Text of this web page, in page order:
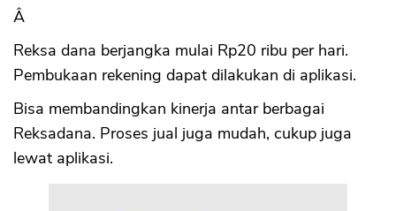
Â
Reksa dana berjangka mulai Rp20 ribu per hari.
Pembukaan rekening dapat dilakukan di aplikasi.
Bisa membandingkan kinerja antar berbagai
Reksadana. Proses jual juga mudah, cukup juga
lewat aplikasi.